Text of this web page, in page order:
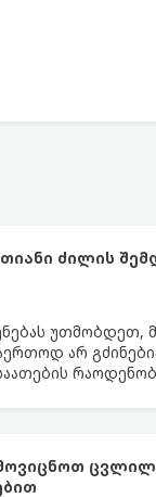
ძილის
უთმობდეთ,
არ